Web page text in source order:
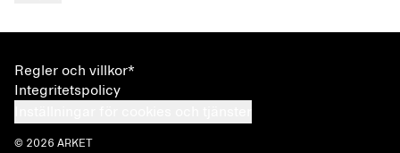
Regler och villkor*
Integritetspolicy
© 2026 ARKET